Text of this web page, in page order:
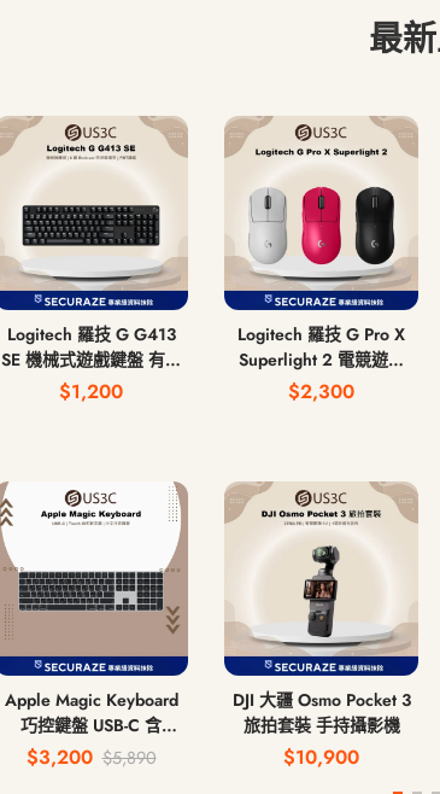
最
Logitech 羅技 G G413
SE 機械式遊戲鍵盤 有線
鍵盤
$1,200
Logitech 羅技 G Pro X
Superlight 2 電競遊戲
滑鼠 無線滑鼠
$2,300
Apple Magic Keyboard
巧控鍵盤 USB-C 含
Touch ID 和 數字鍵盤 中
$3,200 $5,890
DJI 大疆 Osmo Pocket 3
旅拍套裝 手持攝影機
$10,900